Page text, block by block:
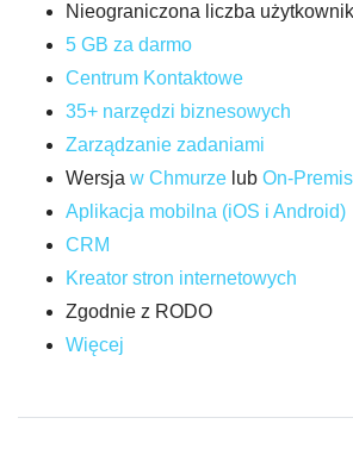
Nieograniczona liczba
5 GB za darmo
Centrum Kontaktowe
35+ narzędzi biznesowych
Zarządzanie zadaniami
Wersja w Chmurze lub On-
Aplikacja mobilna (iOS i Android)
CRM
Kreator stron internetowych
Zgodnie z RODO
Więcej